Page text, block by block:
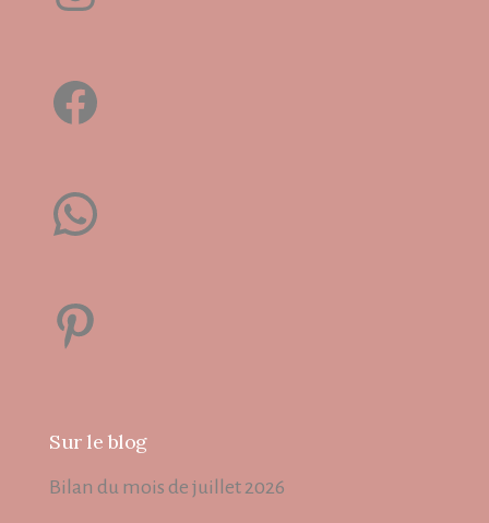
Facebook
WhatsApp
Pinterest
Sur le blog
Bilan du mois de juillet 2026